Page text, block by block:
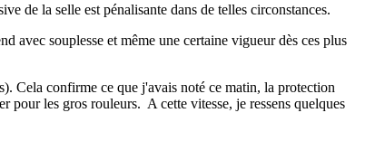
de la selle est pénalisante dans de telles circonstances.
avec souplesse et même une certaine vigueur dès ces plus
Cela confirme ce que j'avais noté ce matin, la protection
pour les gros rouleurs. A cette vitesse, je ressens quelques